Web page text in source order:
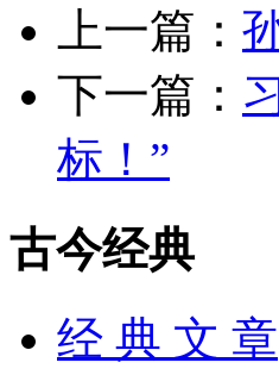
上一篇：
下一篇：
标！”
古今经典
经 典 文 章